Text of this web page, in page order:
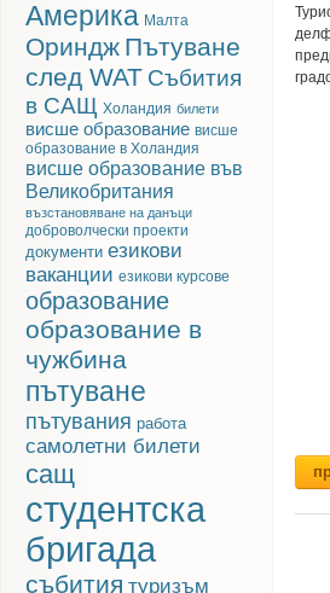
Америка Малта
Ориндж Пътуване
след WAT Събития
в САЩ Холандия билети
висше образование висше
образование в Холандия
висше образование във
Великобритания
възстановяване на данъци
доброволчески проекти
документи езикови
ваканции езикови курсове
образование
образование в
чужбина
пътуване
пътувания работа
самолетни билети
сащ
студентска
бригада
събития туризъм